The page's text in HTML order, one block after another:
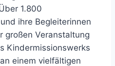
1.800
ihre Begleiterinnen
großen Veranstaltung
Kindermissionswerks
einem vielfältigen